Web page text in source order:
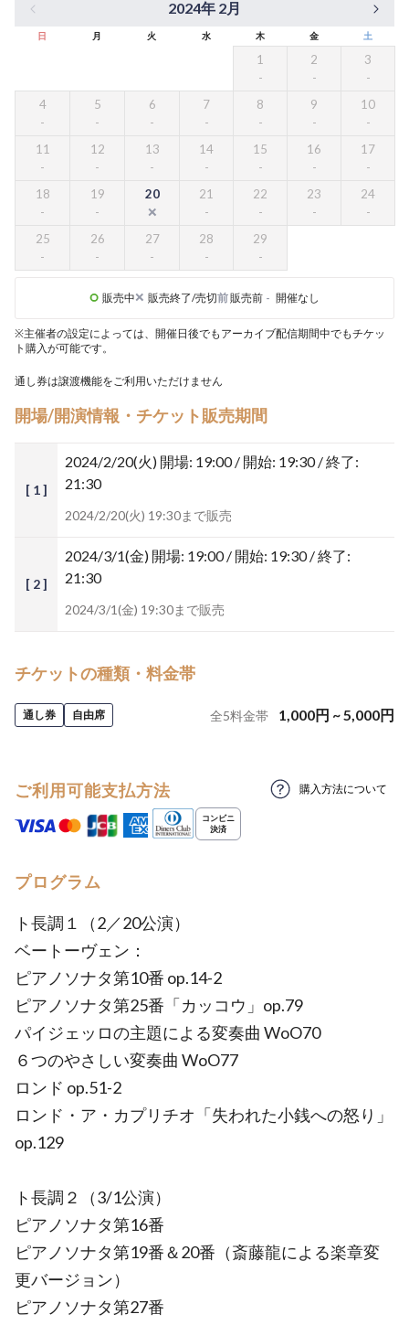
2024年 2月
日 月 火 水 木 金 土
1 2 3
4 5 6 7 8 9 10
11 12 13 14 15 16 17
18 19 20 21 22 23 24
25 26 27 28 29
販売中 販売終了/売切前販売前 - 開催なし
※主催者の設定によっては、開催日後でもアーカイブ配信期間中でもチケッ
ト購入が可能です。
通し券は譲渡機能をご利用いただけません
開場/開演情報・チケット販売期間
[ 1 ]
2024/2/20(火) 開場: 19:00 / 開始: 19:30 / 終了:
21:30
2024/2/20(火) 19:30まで販売
[ 2 ]
2024/3/1(金) 開場: 19:00 / 開始: 19:30 / 終了:
21:30
2024/3/1(金) 19:30まで販売
チケットの種類・料金帯
通し券 自由席 全5料金帯 1,000円 ~5,000円
ご利用可能支払方法 購入方法について
プログラム
ト長調１（2／20公演）
ベートーヴェン：
ピアノソナタ第10番 op.14-2
ピアノソナタ第25番「カッコウ」op.79
パイジェッロの主題による変奏曲 WoO70
６つのやさしい変奏曲 WoO77
ロンド op.51-2
ロンド・ア・カプリチオ「失われた小銭への怒り」
op.129
ト長調２（3/1公演）
ピアノソナタ第16番
ピアノソナタ第19番＆20番（斎藤龍による楽章変
更バージョン）
ピアノソナタ第27番